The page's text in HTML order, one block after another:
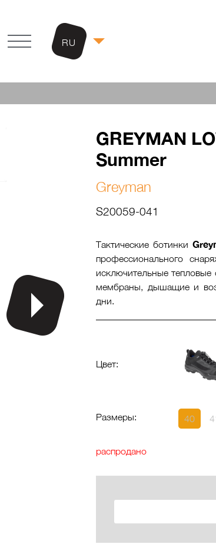
RU
GREYMAN
Summer
Greyman
S20059-041
Тактические ботинки
профессионального
исключительные тепловые
мембраны, дышащие и
дни.
Цвет:
Размеры: 40
распродано